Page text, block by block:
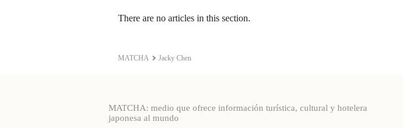
MATCHA Jacky Chen
There are no articles in this section.
MATCHA: medio que ofrece información turística, cultural y hotelera
japonesa al mundo